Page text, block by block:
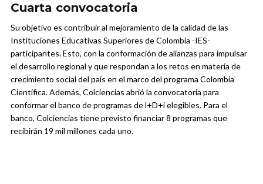
Cuarta convocatoria
Su objetivo es contribuir al mejoramiento de la calidad de las
Instituciones Educativas Superiores de Colombia -IES-
participantes. Esto, con la conformación de alianzas para impulsar
el desarrollo regional y que respondan a los retos en materia de
crecimiento social del país en el marco del programa Colombia
Científica. Además, Colciencias abrió la convocatoria para
conformar el banco de programas de l+D+i elegibles. Para el
banco, Colciencias tiene previsto financiar 8 programas que
recibirán 19 mil millones cada uno.